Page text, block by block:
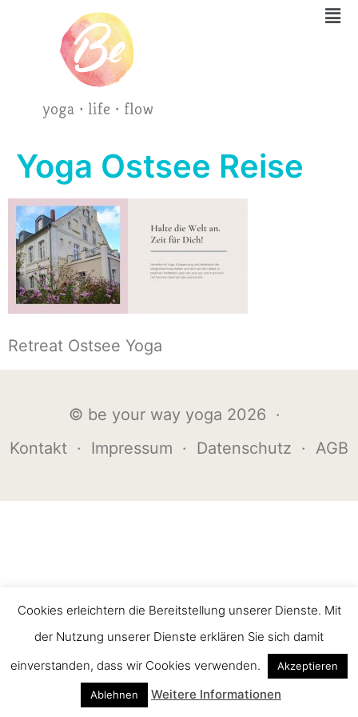
Yoga Ostsee Reise
Retreat Ostsee Yoga
© be your way yoga 2026 ·
Kontakt · Impressum · Datenschutz · AGB
Cookies erleichtern die Bereitstellung unserer Dienste. Mit
der Nutzung unserer Dienste erklären Sie sich damit
einverstanden, dass wir Cookies verwenden.
Akzeptieren
Ablehnen Weitere Informationen